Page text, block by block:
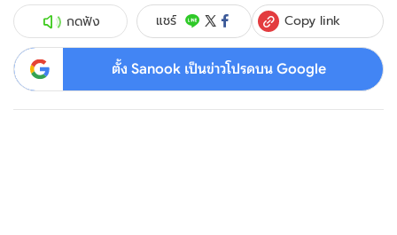
กดฟัง แชร์ Copy link
ตั้ง Sanook เป็นข่าวโปรดบน Google